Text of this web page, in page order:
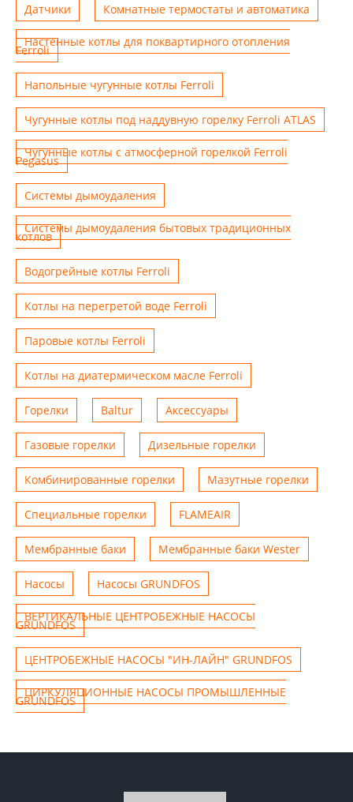
Датчики Комнатные термостаты и автоматика
Настенные котлы для поквартирного отопления
Ferroli
Напольные чугунные котлы Ferroli
Чугунные котлы под наддувную горелку Ferroli ATLAS
Чугунные котлы с атмосферной горелкой Ferroli
Pegasus
Системы дымоудаления
Системы дымоудаления бытовых традиционных
котлов
Водогрейные котлы Ferroli
Котлы на перегретой воде Ferroli
Паровые котлы Ferroli
Котлы на диатермическом масле Ferroli
Горелки Baltur Аксессуары
Газовые горелки Дизельные горелки
Комбинированные горелки Мазутные горелки
Специальные горелки FLAMEAIR
Мембранные баки Мембранные баки Wester
Насосы Насосы GRUNDFOS
ВЕРТИКАЛЬНЫЕ ЦЕНТРОБЕЖНЫЕ НАСОСЫ
GRUNDFOS
ЦЕНТРОБЕЖНЫЕ НАСОСЫ "ИН-ЛАЙН" GRUNDFOS
ЦИРКУЛЯЦИОННЫЕ НАСОСЫ ПРОМЫШЛЕННЫЕ
GRUNDFOS